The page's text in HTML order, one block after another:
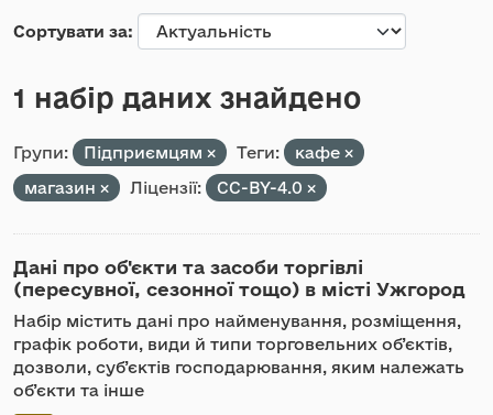
Сортувати за
1 набір даних знайдено
Групи: Підприємцям Теги:
кафе
магазин
Ліцензії: CC-BY-4.0
Дані про об'єкти та засоби торгівлі
(пересувної, сезонної тощо) в місті Ужгород
Набір містить дані про найменування, розміщення,
графік роботи, види й типи торговельних об’єктів,
дозволи, суб’єктів господарювання, яким належать
об’єкти та інше